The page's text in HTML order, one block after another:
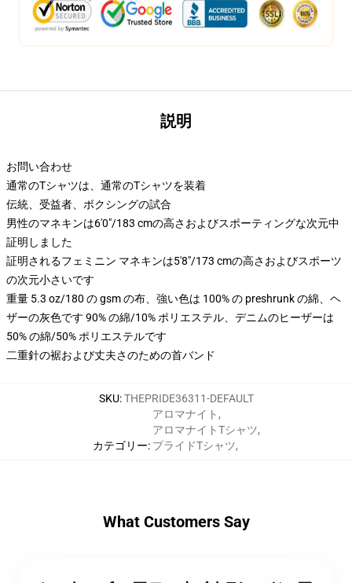
説明
お問い合わせ
通常のTシャツは、通常のTシャツを装着
伝統、受益者、ボクシングの試合
男性のマネキンは6'0"/183 cmの高さおよびスポーティングな次元中
証明しました
証明されるフェミニン マネキンは5'8"/173 cmの高さおよびスポーツ
の次元小さいです
重量 5.3 oz/180 の gsm の布、強い色は 100% の preshrunk の綿、ヘ
ザーの灰色です 90% の綿/10% ポリエステル、デニムのヒーザーは
50% の綿/50% ポリエステルです
二重針の裾および丈夫さのための首バンド
SKU:THEPRIDE36311-DEFAULT
カテゴリー:
アロマナイト ,
アロマナイトTシャツ,
プライドTシャツ,
What Customers Say